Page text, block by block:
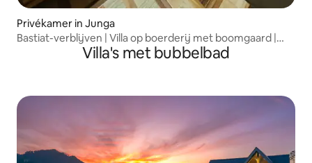
Privékamer in Junga
Bastiat-verblijven | Villa op boerderij met boomgaard |
Villa's met bubbelbad